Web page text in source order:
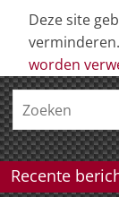
Deze site
verminderen.
worden
Recente